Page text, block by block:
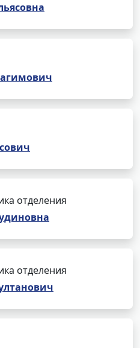
отделения
отделения